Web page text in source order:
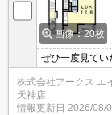
画像：20枚
ぜひ一度見てい
浴室乾燥機・洗
越しに来訪者を
ります。高いニ
幅も広がる
株式会社アークス エ
天神店
情報更新日 2026/08/